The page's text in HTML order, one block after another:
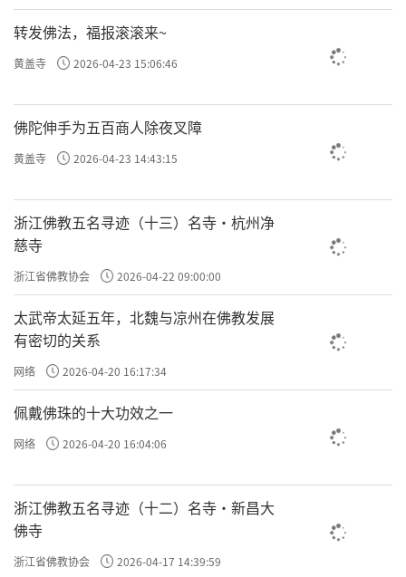
转发佛法，福报滚滚来~
黄盖寺 2026-04-23 15:06:46
佛陀伸手为五百商人除夜叉障
黄盖寺 2026-04-23 14:43:15
浙江佛教五名寻迹（十三）名寺·杭州净
慈寺
浙江省佛教协会 2026-04-22 09:00:00
太武帝太延五年，北魏与凉州在佛教发展
有密切的关系
网络 2026-04-20 16:17:34
佩戴佛珠的十大功效之一
网络 2026-04-20 16:04:06
浙江佛教五名寻迹（十二）名寺·新昌大
佛寺
浙江省佛教协会 2026-04-17 14:39:59